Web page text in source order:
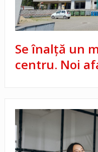
Se înalță un
centru. Noi